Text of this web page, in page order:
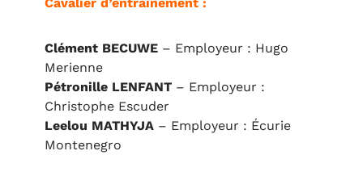
Cavalier d’entraînement :
Clément BECUWE– Employeur : Hugo
Merienne
Pétronille LENFANT– Employeur :
Christophe Escuder
Leelou MATHYJA– Employeur : Écurie
Montenegro